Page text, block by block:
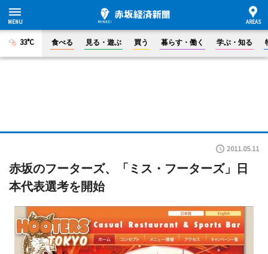
33°C 食べる 見る・遊ぶ 買う 暮らす・働く 学ぶ・知る
2011.05.11
赤坂のフーターズ、「ミス・フーターズ」日
本代表選考を開始